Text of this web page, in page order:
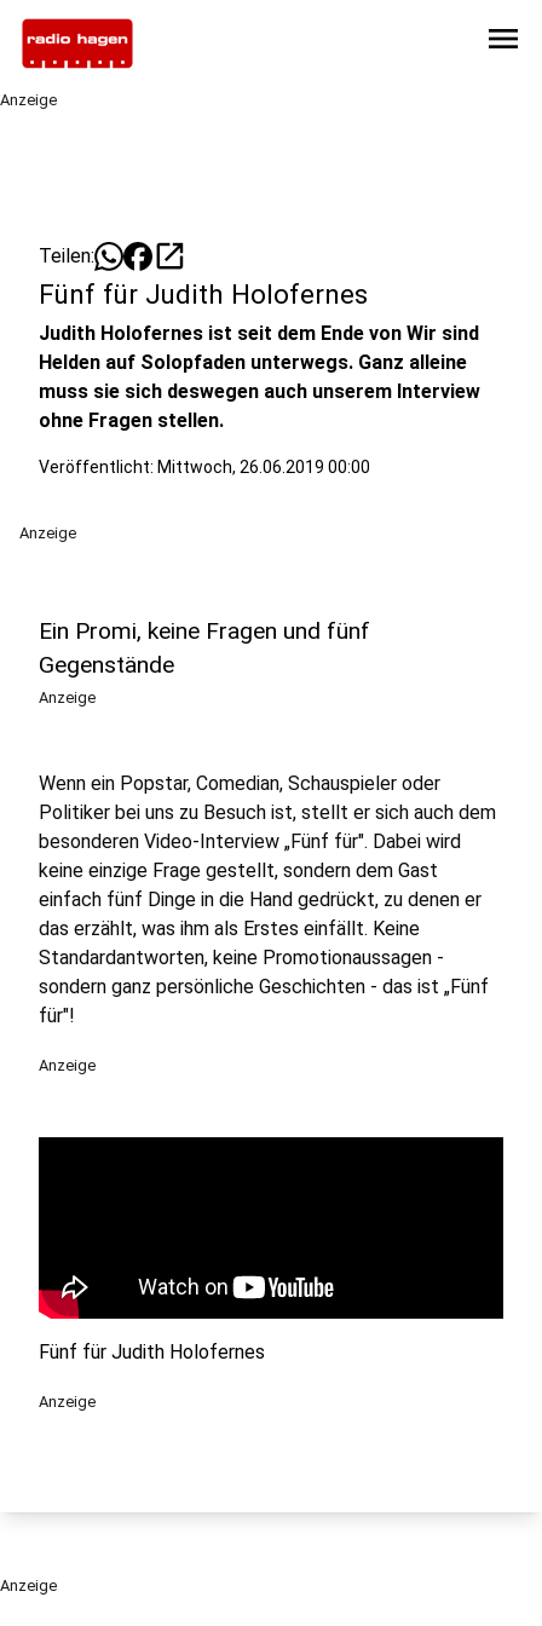
menu
Anzeige
Teilen: open_in_new
Fünf für Judith Holofernes
Judith Holofernes ist seit dem Ende von Wir sind
Helden auf Solopfaden unterwegs. Ganz alleine
muss sie sich deswegen auch unserem Interview
ohne Fragen stellen.
Veröffentlicht: Mittwoch, 26.06.2019 00:00
Anzeige
Ein Promi, keine Fragen und fünf
Gegenstände
Anzeige
Wenn ein Popstar, Comedian, Schauspieler oder
Politiker bei uns zu Besuch ist, stellt er sich auch dem
besonderen Video-Interview „Fünf für". Dabei wird
keine einzige Frage gestellt, sondern dem Gast
einfach fünf Dinge in die Hand gedrückt, zu denen er
das erzählt, was ihm als Erstes einfällt. Keine
Standardantworten, keine Promotionaussagen -
sondern ganz persönliche Geschichten - das ist „Fünf
für"!
Anzeige
Fünf für Judith Holofernes
Anzeige
Anzeige